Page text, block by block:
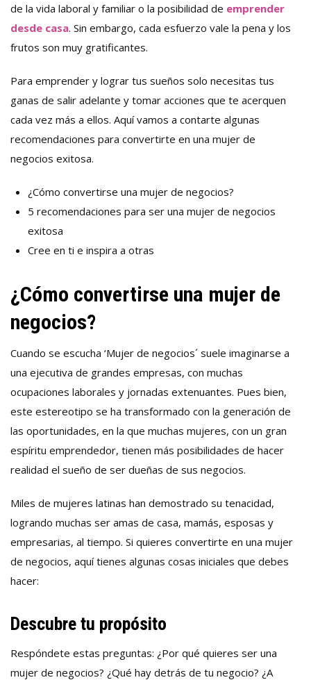
de la vida laboral y familiar o la posibilidad de emprender
desde casa. Sin embargo, cada esfuerzo vale la pena y los
frutos son muy gratificantes.
Para emprender y lograr tus sueños solo necesitas tus
ganas de salir adelante y tomar acciones que te acerquen
cada vez más a ellos. Aquí vamos a contarte algunas
recomendaciones para convertirte en una mujer de
negocios exitosa.
¿Cómo convertirse una mujer de negocios?
5 recomendaciones para ser una mujer de negocios
exitosa
Cree en ti e inspira a otras
¿Cómo convertirse una mujer de
negocios?
Cuando se escucha ‘Mujer de negocios´ suele imaginarse a
una ejecutiva de grandes empresas, con muchas
ocupaciones laborales y jornadas extenuantes. Pues bien,
este estereotipo se ha transformado con la generación de
las oportunidades, en la que muchas mujeres, con un gran
espíritu emprendedor, tienen más posibilidades de hacer
realidad el sueño de ser dueñas de sus negocios.
Miles de mujeres latinas han demostrado su tenacidad,
logrando muchas ser amas de casa, mamás, esposas y
empresarias, al tiempo. Si quieres convertirte en una mujer
de negocios, aquí tienes algunas cosas iniciales que debes
hacer:
Descubre tu propósito
Respóndete estas preguntas: ¿Por qué quieres ser una
mujer de negocios? ¿Qué hay detrás de tu negocio? ¿A